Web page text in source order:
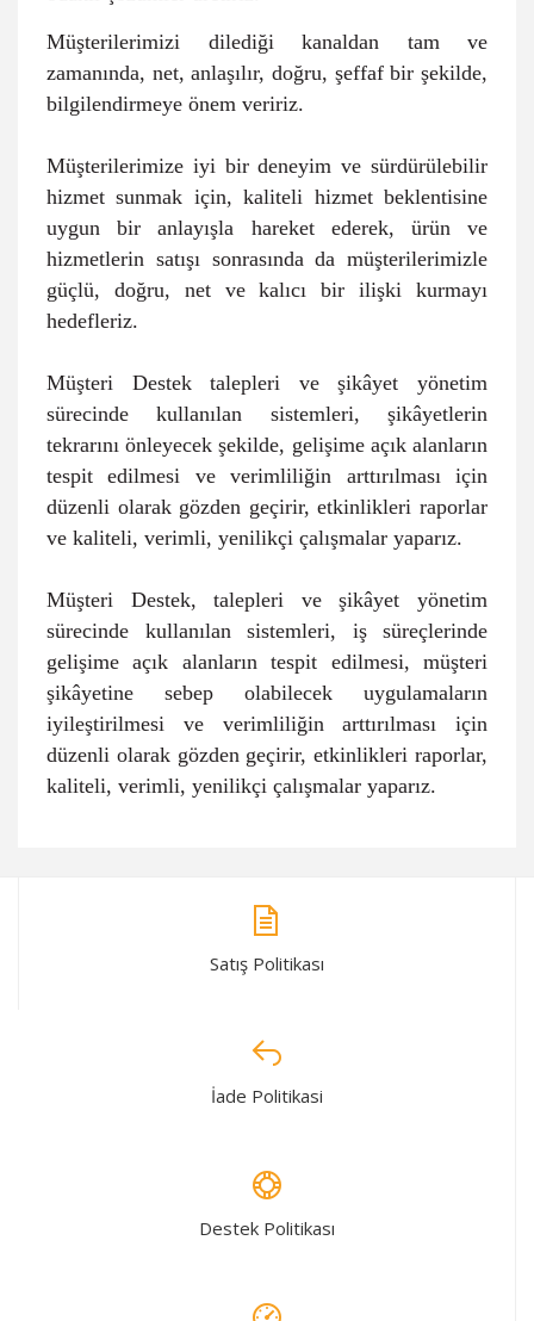
Müşterilerimizi dilediği kanaldan tam ve
zamanında, net, anlaşılır, doğru, şeffaf bir şekilde,
bilgilendirmeye önem veririz.
Müşterilerimize iyi bir deneyim ve sürdürülebilir
hizmet sunmak için, kaliteli hizmet beklentisine
uygun bir anlayışla hareket ederek, ürün ve
hizmetlerin satışı sonrasında da müşterilerimizle
güçlü, doğru, net ve kalıcı bir ilişki kurmayı
hedefleriz.
Müşteri Destek talepleri ve şikâyet yönetim
sürecinde kullanılan sistemleri, şikâyetlerin
tekrarını önleyecek şekilde, gelişime açık alanların
tespit edilmesi ve verimliliğin arttırılması için
düzenli olarak gözden geçirir, etkinlikleri raporlar
ve kaliteli, verimli, yenilikçi çalışmalar yaparız.
Müşteri Destek, talepleri ve şikâyet yönetim
sürecinde kullanılan sistemleri, iş süreçlerinde
gelişime açık alanların tespit edilmesi, müşteri
şikâyetine sebep olabilecek uygulamaların
iyileştirilmesi ve verimliliğin arttırılması için
düzenli olarak gözden geçirir, etkinlikleri raporlar,
kaliteli, verimli, yenilikçi çalışmalar yaparız.
Satış Politikası
İade Politikasi
Destek Politikası